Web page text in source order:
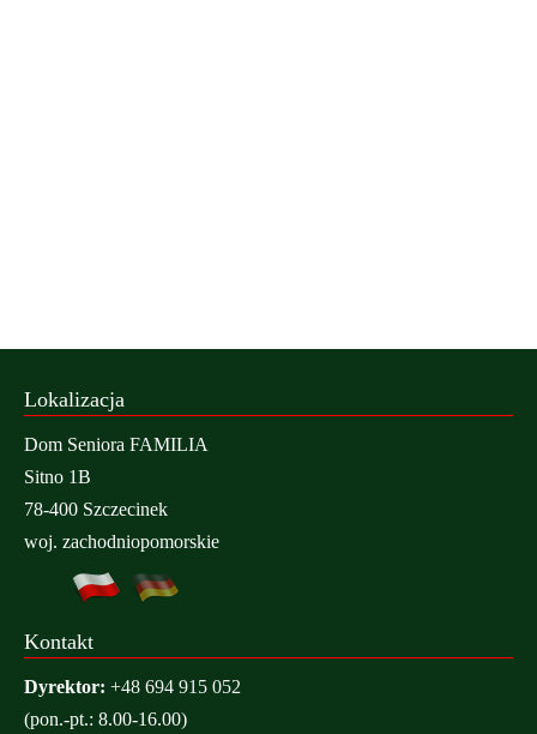
Lokalizacja
Dom Seniora FAMILIA
Sitno 1B
78-400 Szczecinek
woj. zachodniopomorskie
Kontakt
Dyrektor: +48 694 915 052
(pon.-pt.: 8.00-16.00)